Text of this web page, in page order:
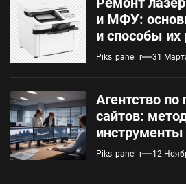
и МФУ:
и способы
Piks_panel_r 31
Агентство
сайтов:
инструменты
оценки
Piks_panel_r 12